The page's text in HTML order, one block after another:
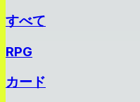
すべて
RPG
カード